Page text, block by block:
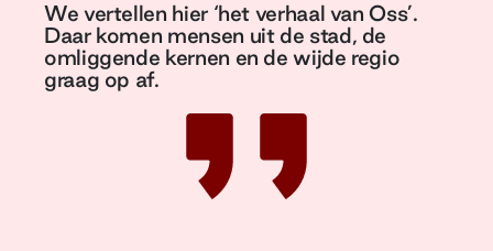
We vertellen hier ‘het verhaal van Oss’.
Daar komen mensen uit de stad, de
omliggende kernen en de wijde regio
graag op af.